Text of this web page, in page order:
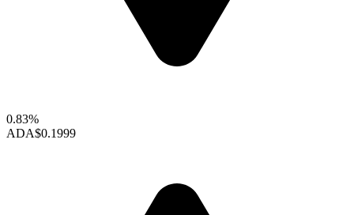
0.83%
ADA$0.1999